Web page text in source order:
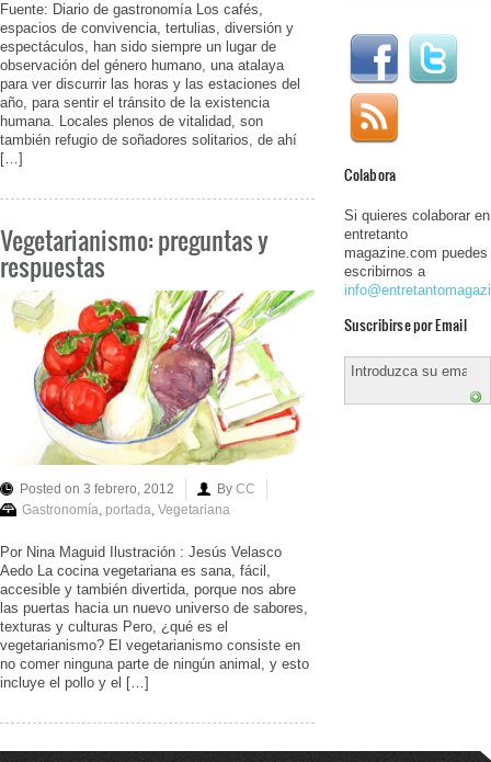
Fuente: Diario de gastronomía Los cafés,
espacios de convivencia, tertulias, diversión y
espectáculos, han sido siempre un lugar de
observación del género humano, una atalaya
para ver discurrir las horas y las estaciones del
año, para sentir el tránsito de la existencia
humana. Locales plenos de vitalidad, son
también refugio de soñadores solitarios, de ahí
[…]
Vegetarianismo: preguntas y
respuestas
Posted on 3 febrero, 2012 By CC
Gastronomía, portada, Vegetariana
Por Nina Maguid Ilustración : Jesús Velasco
Aedo La cocina vegetariana es sana, fácil,
accesible y también divertida, porque nos abre
las puertas hacia un nuevo universo de sabores,
texturas y culturas Pero, ¿qué es el
vegetarianismo? El vegetarianismo consiste en
no comer ninguna parte de ningún animal, y esto
incluye el pollo y el […]
Colabora
Si quieres colaborar en
entretanto
magazine.com puedes
escribirnos a
Suscribirse por Email